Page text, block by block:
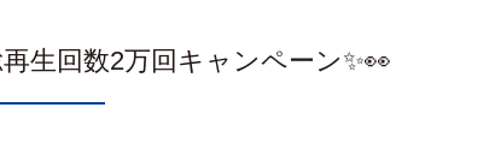
生回数2万回キャンペーン✨👀